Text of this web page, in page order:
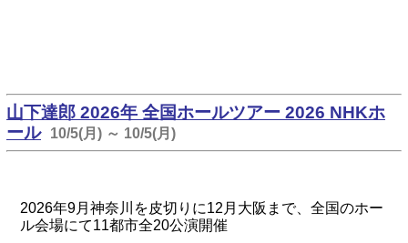
山下達郎 2026年 全国ホールツアー 2026 NHKホ
ール
10/5(月) ～ 10/5(月)
2026年9月神奈川を皮切りに12月大阪まで、全国のホー
ル会場にて11都市全20公演開催